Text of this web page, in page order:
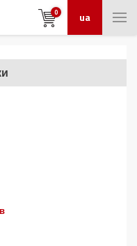
ua
0